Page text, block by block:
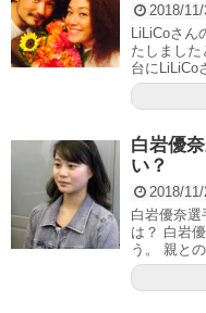
2018/
LiLiCoさ
たしまし
台にLiLiCo
白岩優
い？
2018/
白岩優奈選
は？ 白岩
う。 親と